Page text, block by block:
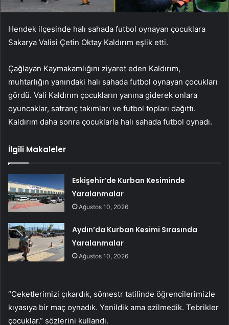
Hendek ilçesinde halı sahada futbol oynayan çocuklara
Sakarya Valisi Çetin Oktay Kaldırım eşlik etti.
Çağlayan Kaymakamlığını ziyaret eden Kaldırım,
muhtarlığın yanındaki halı sahada futbol oynayan çocukları
gördü. Vali Kaldırım çocukların yanına giderek onlara
oyuncaklar, satranç takımları ve futbol topları dağıttı.
Kaldırım daha sonra çocuklarla halı sahada futbol oynadı.
İlgili Makaleler
Eskişehir’de Kurban Kesiminde
Yaralanmalar
Ağustos 10, 2026
Aydın’da Kurban Kesimi Sırasında
Yaralanmalar
Ağustos 10, 2026
“Ceketlerimizi çıkardık, sömestr tatilinde öğrencilerimizle
kıyasıya bir maç oynadık. Yenildik ama ezilmedik. Tebrikler
çocuklar.” sözlerini kullandı.